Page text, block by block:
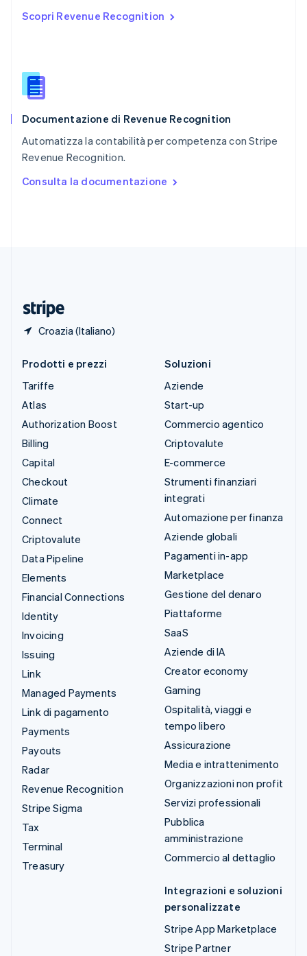
Scopri Revenue Recognition
Documentazione di Revenue Recognition
Automatizza la contabilità per competenza con Stripe
Revenue Recognition.
Consulta la documentazione
Croazia (Italiano)
English
English
Slovacchia
Slovenia
Spagna
EspañolEnglish
English Español简体中文
Prodotti e prezzi
Tariffe
Atlas
Authorization Boost
Billing
Capital
Checkout
Climate
Connect
Criptovalute
Data Pipeline
Elements
Financial Connections
Identity
Invoicing
Issuing
Link
Managed Payments
Link di pagamento
Payments
Payouts
Radar
Revenue Recognition
Stripe Sigma
Tax
Terminal
Treasury
Soluzioni
Aziende
Start-up
Commercio agentico
Criptovalute
E-commerce
Strumenti finanziari
integrati
Automazione per finanza
Aziende globali
Pagamenti in-app
Marketplace
Gestione del denaro
Piattaforme
SaaS
Aziende di IA
Creator economy
Gaming
Ospitalità, viaggi e
tempo libero
Assicurazione
Media e intrattenimento
Organizzazioni non profit
Servizi professionali
Pubblica
amministrazione
Commercio al dettaglio
Integrazioni e soluzioni
personalizzate
Stripe App Marketplace
Stripe Partner